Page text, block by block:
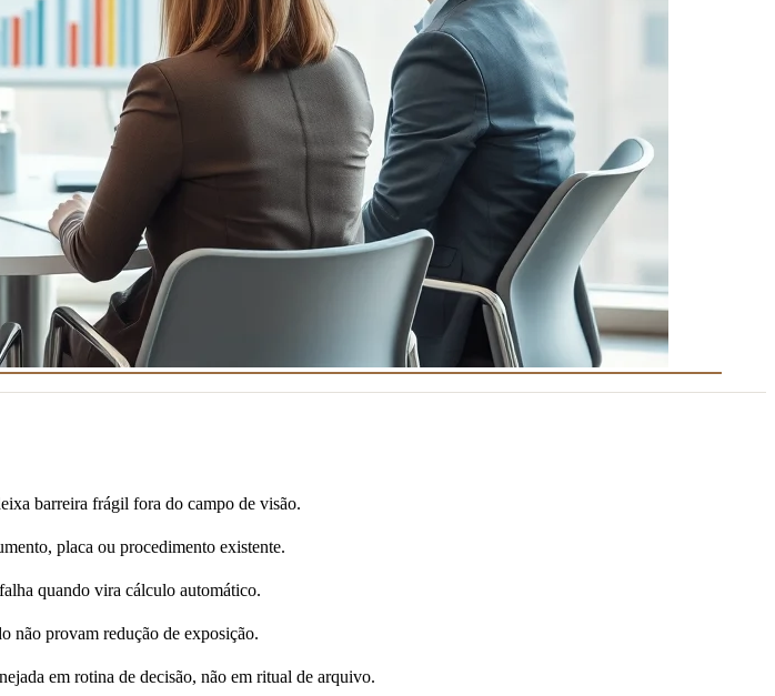
barreira frágil fora do campo de visão.
placa ou procedimento existente.
quando vira cálculo automático.
não provam redução de exposição.
em rotina de decisão, não em ritual de arquivo.